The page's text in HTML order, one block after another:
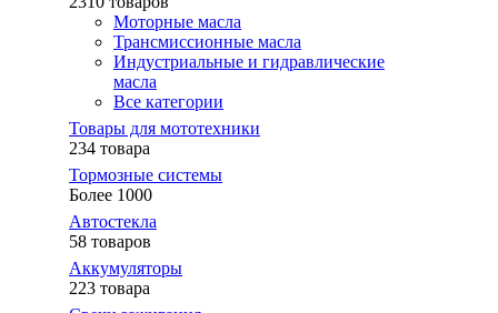
Моторные масла
Трансмиссионные масла
Индустриальные и гидравлические
масла
Все категории
Товары для мототехники
234 товара
Тормозные системы
Более 1000
Автостекла
58 товаров
Аккумуляторы
223 товара